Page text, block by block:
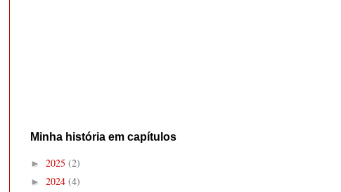
Minha história em capítulos
► 2025 (2)
► 2024 (4)